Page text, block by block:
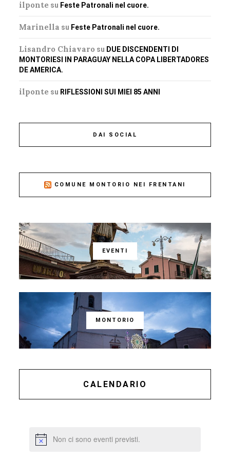
ilponte su Feste Patronali nel cuore.
Marinella su Feste Patronali nel cuore.
Lisandro Chiavaro su DUE DISCENDENTI DI
MONTORIESI IN PARAGUAY NELLA COPA LIBERTADORES
DE AMERICA.
ilponte su RIFLESSIONI SUI MIEI 85 ANNI
DAI SOCIAL
COMUNE MONTORIO NEI FRENTANI
EVENTI
MONTORIO
CALENDARIO
Non ci sono eventi previsti.